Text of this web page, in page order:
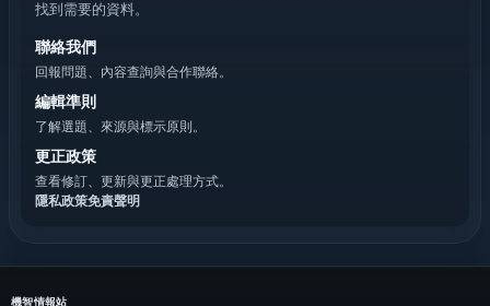
找到需要的資料。
聯絡我們
回報問題、內容查詢與合作聯絡。
編輯準則
了解選題、來源與標示原則。
更正政策
查看修訂、更新與更正處理方式。
隱私政策免責聲明
機智情報站